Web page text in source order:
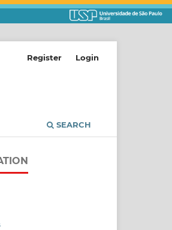
SEARCH
Register Login